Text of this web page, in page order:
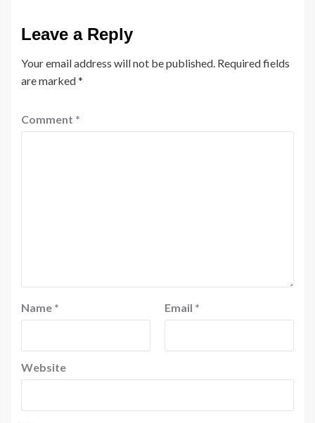
Leave a Reply
Your email address will not be published. Required fields
are marked*
Comment *
Name * Email *
Website